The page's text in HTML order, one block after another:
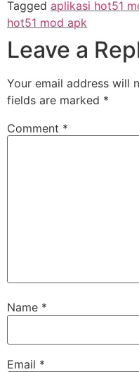
Tagged aplikasi hot51
hot51 mod apk
Leave a
Your email address will
fields are marked *
Comment *
Name *
Email *